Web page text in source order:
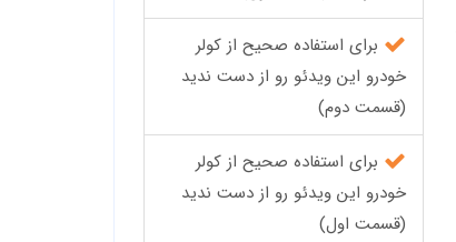
برای استفاده صحیح از کولر
خودرو این ویدئو رو از دست ندید
(قسمت دوم)
برای استفاده صحیح از کولر
خودرو این ویدئو رو از دست ندید
(قسمت اول)